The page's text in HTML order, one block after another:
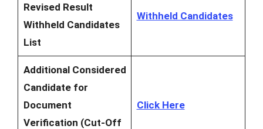
Revised Result
Withheld Candidates
List
Withheld Candidates
Additional Considered
Candidate for
Document
Verification (Cut-Off
Click Here